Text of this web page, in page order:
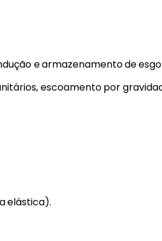
e armazenamento de
escoamento por
elástica).